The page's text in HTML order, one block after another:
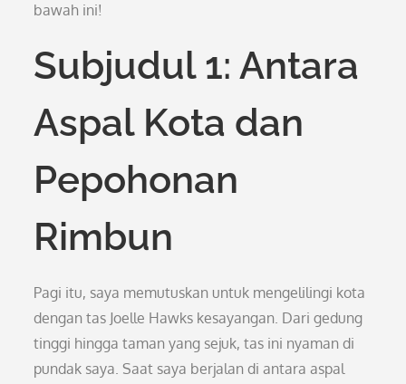
bawah ini!
Subjudul 1: Antara
Aspal Kota dan
Pepohonan
Rimbun
Pagi itu, saya memutuskan untuk mengelilingi kota
dengan tas Joelle Hawks kesayangan. Dari gedung
tinggi hingga taman yang sejuk, tas ini nyaman di
pundak saya. Saat saya berjalan di antara aspal